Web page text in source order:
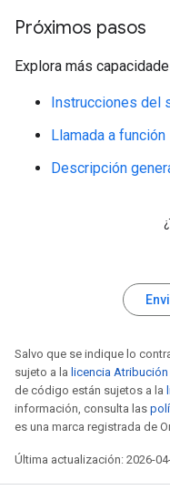
* **Water:** A
* **Foreground
* **Shoreline/
*
*
Próximos pasos
Explora más
Instrucciones del
Llamada a función
Descripción
Salvo que se indique lo
sujeto a la licencia
de código están sujetos a la
información, consulta las
es una marca registrada de
Última actualización: 2026-